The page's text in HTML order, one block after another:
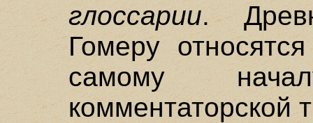
глоссарии.
Гомеру
самому
комментаторской